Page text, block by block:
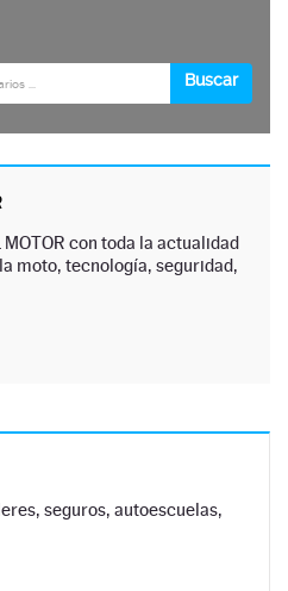
con toda la actualidad
moto, tecnología, seguridad,
seguros, autoescuelas,